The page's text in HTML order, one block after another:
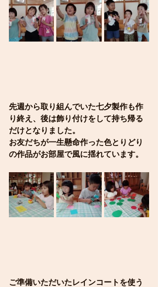
先週から取り組んでいた七夕製作も作
り終え、後は飾り付けをして持ち帰る
だけとなりました。
お友だちが一生懸命作った色とりどり
の作品がお部屋で風に揺れています。
ご準備いただいたレインコートを使う